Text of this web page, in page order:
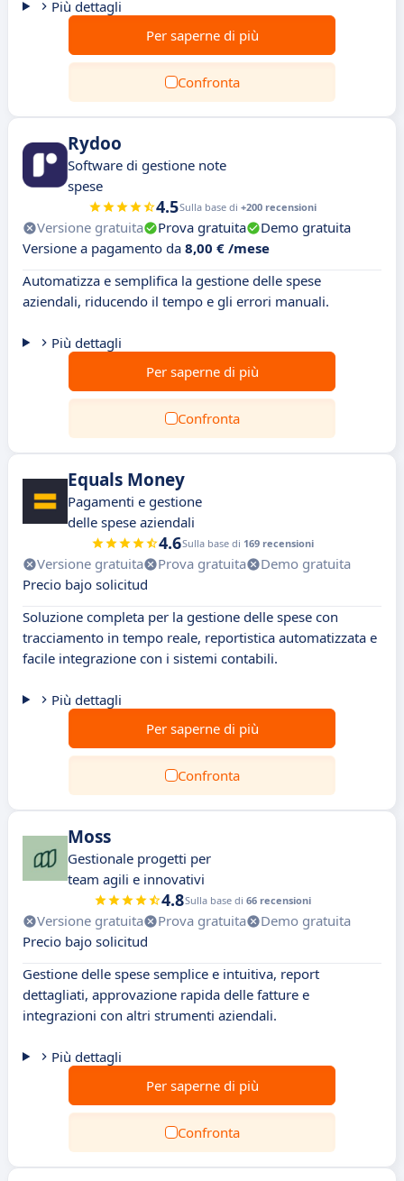
Più dettagli
Per saperne di più
Confronta
Rydoo
Software di gestione note
spese
4.5Sulla base di +200 recensioni
Versione gratuita Prova gratuita
Demo gratuita
Versione a pagamento da 8,00 € /mese
Automatizza e semplifica la gestione delle spese
aziendali, riducendo il tempo e gli errori manuali.
Più dettagli
Per saperne di più
Confronta
Equals Money
Pagamenti e gestione
delle spese aziendali
4.6Sulla base di 169 recensioni
Versione gratuita Prova gratuita
Demo gratuita
Precio bajo solicitud
Soluzione completa per la gestione delle spese con
tracciamento in tempo reale, reportistica automatizzata e
facile integrazione con i sistemi contabili.
Più dettagli
Per saperne di più
Confronta
Moss
Gestionale progetti per
team agili e innovativi
4.8Sulla base di 66 recensioni
Versione gratuita Prova gratuita
Demo gratuita
Precio bajo solicitud
Gestione delle spese semplice e intuitiva, report
dettagliati, approvazione rapida delle fatture e
integrazioni con altri strumenti aziendali.
Più dettagli
Per saperne di più
Confronta